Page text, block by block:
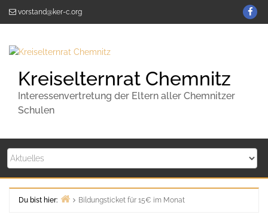
vorstand@ker-c.org
C
Kreiselternrat Chemnitz
Interessenvertretung der Eltern aller Chemnitzer
Schulen
Du bist hier:
Bildungsticket für 15€ im Monat